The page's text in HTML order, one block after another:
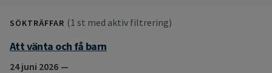
SÖKTRÄFFAR (1 st med aktiv filtrering)
Att vänta och få barn
24 juni 2026